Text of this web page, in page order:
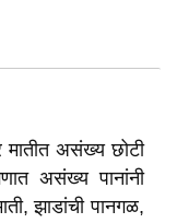
असंख्य छोटी
असंख्य पानांनी
झाडांची पानगळ,